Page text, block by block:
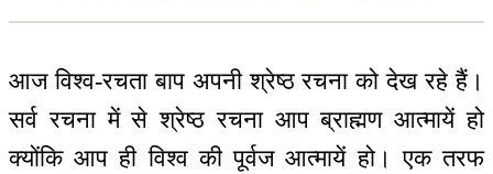
आज विश्व-रचता बाप अपनी श्रेष्ठ रचना को देख रहे हैं।
सर्व रचना में से श्रेष्ठ रचना आप ब्राह्मण आत्मायें हो
क्योंकि आप ही विश्व की पूर्वज आत्मायें हो। एक तरफ